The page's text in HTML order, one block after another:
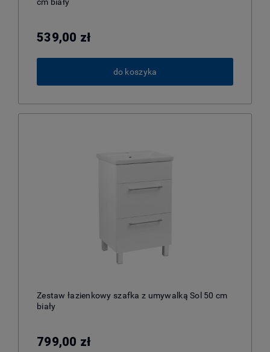
539,00 zł
do koszyka
Zestaw łazienkowy szafka z umywalką Sol 50 cm
biały
799,00 zł